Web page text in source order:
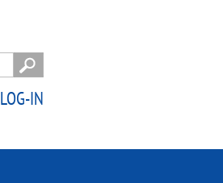
LOG-IN